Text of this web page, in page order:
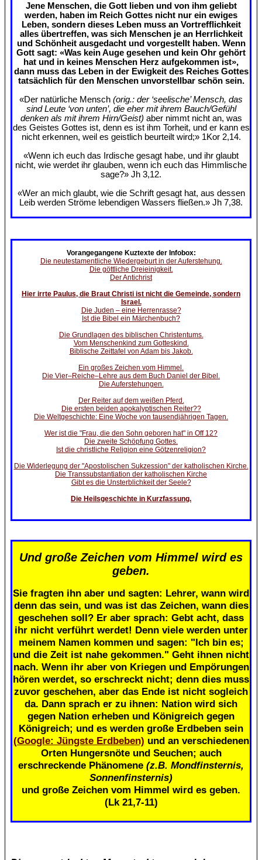
Jene Menschen, die Gott lieben und von ihm geliebt
werden, haben im Reich Gottes nicht nur ein ewiges
Leben, sondern dieses Leben muss an Vortrefflichkeit
alles übertreffen, was sich Menschen je an Herrlichkeit
und Schönheit ausgedacht und vorgestellt haben. Wenn
Gott sagt: «Was kein Auge gesehen und kein Ohr gehört
hat und in keines Menschen Herz aufgekommen ist»,
dann muss das Leben in der Ewigkeit des Reiches Gottes
tatsächlich für den Menschen unvorstellbar schön sein.
«Der natürliche Mensch (orig.: der ‘seelische’ Mensch, das
sind Leute ‘von unten’, die eher mit ihrem Bauch/Gefühl
denken als mit ihrem Hirn/Geist) aber nimmt nicht an, was
des Geistes Gottes ist, denn es ist ihm Torheit, und er kann es
nicht erkennen, weil es geistlich beurteilt wird;» 1Kor 2,14.
«Wenn ich euch das Irdische gesagt habe, und ihr glaubt
nicht, wie werdet ihr glauben, wenn ich euch das Himmlische
sage?» Jh 3,12.
«Wer an mich glaubt, wie die Schrift gesagt hat, aus dessen
Leib werden Ströme lebendigen Wassers fließen.» Jh 7,38.
Vorangegangene Kuztexte der Infobox:
Die neutestamentliche Wiedergeburt in der Auferstehung.
Die göttliche Dreieinigkeit.
Der Antichrist
Hier irrte Paulus, die Braut Christi ist nicht die Gemeinde, sondern
Israel.
Die Juden – eine Herrenrasse?
Ist die Bibel ein Märchenbuch?
Die Grundlagen des biblischen Christentums.
Vom Menschenkind zum Gotteskind.
Biblische Zeittafel von Adam bis Jakob.
Ein großes Zeichen vom Himmel.
Die Vier–Reiche–Lehre aus dem Buch Daniel der Bibel.
Die Auferstehungen.
Der Reiter auf dem weißen Pferd.
Die ersten beiden apokalyptischen Reiter??
Die Weltgeschichte: Eine Woche von tausendjährigen Tagen.
Wer ist die "Frau, die den Sohn geboren hat" in Off 12?
Die zweite Schöpfung Gottes.
Ist die christliche Religion eine Götzenreligion?
Die Widerlegung der "Apostolischen Sukzession" der katholischen Kirche.
Die Transsubstantiation der katholischen Kirche
Gibt es die Unsterblichkeit der Seele?
Die Heilsgeschichte in Kurzfassung.
Und große Zeichen vom Himmel wird es
geben.
Sie fragten ihn aber und sagten: Lehrer, wann wird
denn das sein, und was ist das Zeichen, wann dies
geschehen soll? Er aber sprach: Gebt acht, dass
ihr nicht verführt werdet! Denn viele werden unter
meinem Namen kommen und sagen: "Ich bin es;
und die Zeit ist nahe gekommen." Geht ihnen nicht
nach. Wenn ihr aber von Kriegen und Empörungen
hören werdet, so erschreckt nicht; denn dies muss
zuvor geschehen, aber das Ende ist nicht sogleich
da. Dann sprach er zu ihnen: Nation wird sich
gegen Nation erheben und Königreich gegen
Königreich; und es werden große Erdbeben sein
(Google: Jüngste Erdbeben) und an verschiedenen
Orten Hungersnöte und Seuchen; auch
erschreckende Phänomene (z.B. Mondfinsternis,
Sonnenfinsternis)
und große Zeichen vom Himmel wird es geben.
(Lk 21,7-11)